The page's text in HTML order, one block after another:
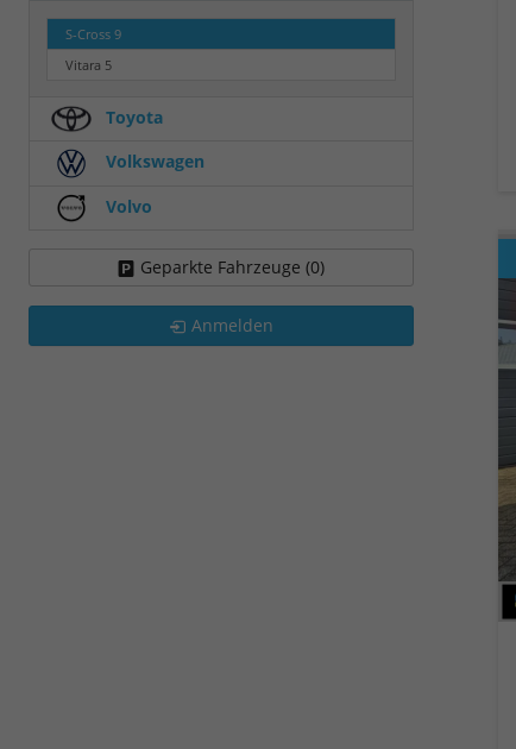
S-Cross 9
Vitara 5
Toyota
Volkswagen
Volvo
Geparkte Fahrzeuge (0)
Anmelden